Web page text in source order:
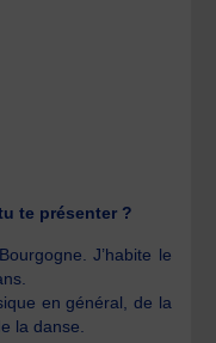
te présenter ?
J’habite le
en général, de la
la danse.